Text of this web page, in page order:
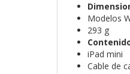
Modelos
293 g
iPad mini
Cable de